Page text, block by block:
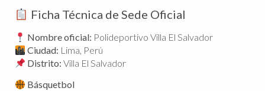
Ficha Técnica de Sede Oficial
Nombre oficial: Polideportivo Villa El Salvador
Ciudad: Lima, Perú
Distrito: Villa El Salvador
Básquetbol